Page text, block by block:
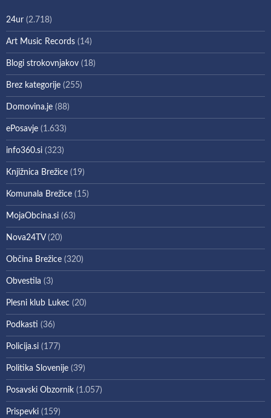
24ur (2.718)
Art Music Records (14)
Blogi strokovnjakov (18)
Brez kategorije (255)
Domovina.je (88)
ePosavje (1.633)
info360.si (323)
Knjižnica Brežice (19)
Komunala Brežice (15)
MojaObcina.si (63)
Nova24TV(20)
Občina Brežice (320)
Obvestila (3)
Plesni klub Lukec (20)
Podkasti (36)
Policija.si (177)
Politika Slovenije (39)
Posavski Obzornik (1.057)
Prispevki (159)